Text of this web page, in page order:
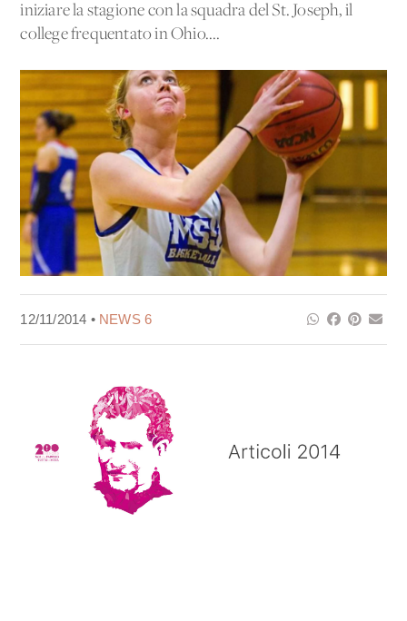
iniziare la stagione con la squadra del St. Joseph, il
college frequentato in Ohio....
12/11/2014 • NEWS 6